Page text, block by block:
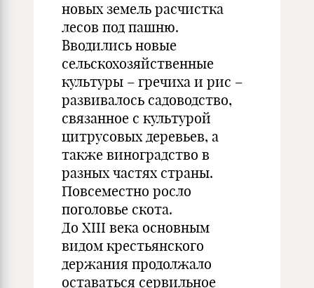
новых земель расчистка
лесов под пашню.
Вводились новые
сельскохозяйственные
культуры – гречиха и рис –
развивалось садоводство,
связанное с культурой
цитрусовых деревьев, а
также виноградство в
разных частях страны.
Повсеместно росло
поголовье скота.
До XIII века основным
видом крестьянского
держания продолжало
оставаться сервильное